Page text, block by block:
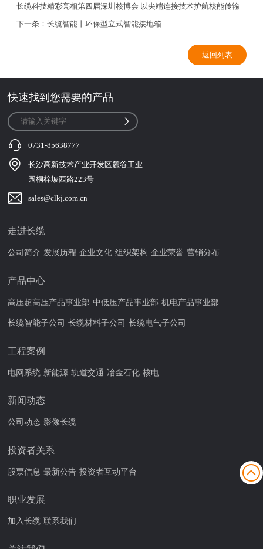
长缆科技精彩亮相第四届深圳核博会 以尖端连接技术护航核能传输
下一条：长缆智能丨环保型立式智能接地箱
返回列表
快速找到您需要的产品
0731-85638777
长沙高新技术产业开发区麓谷工业
园桐梓坡西路223号
sales@clkj.com.cn
走进长缆
公司简介 发展历程 企业文化 组织架构 企业荣誉 营销分布
产品中心
高压超高压产品事业部 中低压产品事业部 机电产品事业部
长缆智能子公司 长缆材料子公司 长缆电气子公司
工程案例
电网系统 新能源 轨道交通 冶金石化 核电
新闻动态
公司动态 影像长缆
投资者关系
股票信息 最新公告 投资者互动平台
职业发展
加入长缆 联系我们